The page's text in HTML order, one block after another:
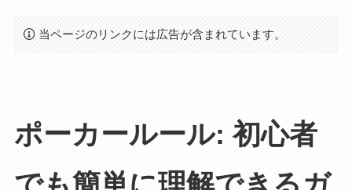
当ページのリンクには広告が含まれています。
ポーカールール: 初心者